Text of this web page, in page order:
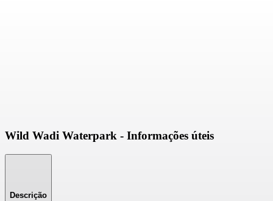
Wild Wadi Waterpark - Informações úteis
Descrição